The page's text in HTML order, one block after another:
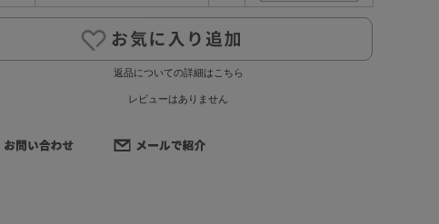
返品についての詳細はこちら
レビューはありません